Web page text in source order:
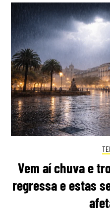
Vem aí chuva e
regressa e estas